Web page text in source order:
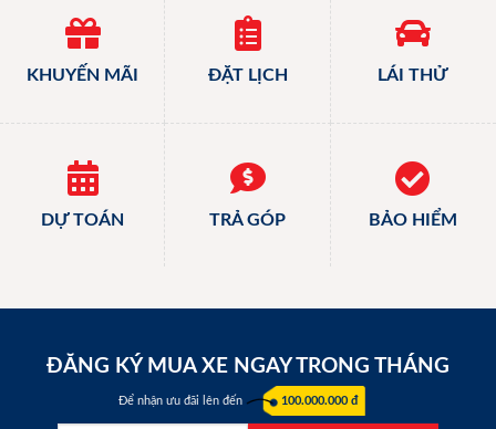
KHUYẾN MÃI ĐẶT LỊCH LÁI THỬ
DỰ TOÁN TRẢ GÓP BẢO HIỂM
ĐĂNG KÝ MUA XE NGAY TRONG THÁNG
Để nhận ưu đãi lên đến 100.000.000 đ